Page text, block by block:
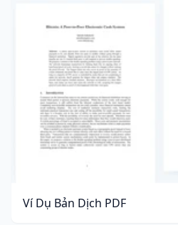
Ví Dụ Bản Dịch PDF